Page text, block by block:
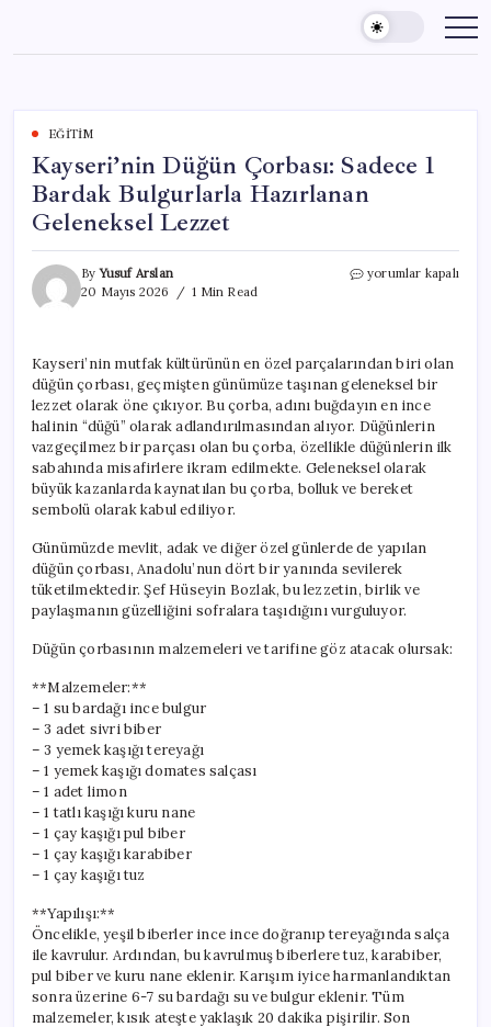
content
EĞITIM
Kayseri’nin Düğün Çorbası: Sadece 1
Bardak Bulgurlarla Hazırlanan
Geleneksel Lezzet
ByYusuf Arslan
20 Mayıs 2026
1 Min Read
Kayseri’nin
Bardak
Bulgurlarla
Hazırlanan
Geleneksel
Lezzet
için
yorumlar kapalı
Kayseri’nin mutfak kültürünün en özel parçalarından biri olan
düğün çorbası, geçmişten günümüze taşınan geleneksel bir
lezzet olarak öne çıkıyor. Bu çorba, adını buğdayın en ince
halinin “düğü” olarak adlandırılmasından alıyor. Düğünlerin
vazgeçilmez bir parçası olan bu çorba, özellikle düğünlerin ilk
sabahında misafirlere ikram edilmekte. Geleneksel olarak
büyük kazanlarda kaynatılan bu çorba, bolluk ve bereket
sembolü olarak kabul ediliyor.
Günümüzde mevlit, adak ve diğer özel günlerde de yapılan
düğün çorbası, Anadolu’nun dört bir yanında sevilerek
tüketilmektedir. Şef Hüseyin Bozlak, bu lezzetin, birlik ve
paylaşmanın güzelliğini sofralara taşıdığını vurguluyor.
Düğün çorbasının malzemeleri ve tarifine göz atacak olursak:
**Malzemeler:**
– 1 su bardağı ince bulgur
– 3 adet sivri biber
– 3 yemek kaşığı tereyağı
– 1 yemek kaşığı domates salçası
– 1 adet limon
– 1 tatlı kaşığı kuru nane
– 1 çay kaşığı pul biber
– 1 çay kaşığı karabiber
– 1 çay kaşığı tuz
**Yapılışı:**
Öncelikle, yeşil biberler ince ince doğranıp tereyağında salça
ile kavrulur. Ardından, bu kavrulmuş biberlere tuz, karabiber,
pul biber ve kuru nane eklenir. Karışım iyice harmanlandıktan
sonra üzerine 6-7 su bardağı su ve bulgur eklenir. Tüm
malzemeler, kısık ateşte yaklaşık 20 dakika pişirilir. Son